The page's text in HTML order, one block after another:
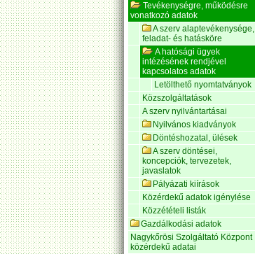
Tevékenységre, működésre
vonatkozó adatok
A szerv alaptevékenysége,
feladat- és hatásköre
A hatósági ügyek
intézésének rendjével
kapcsolatos adatok
Letölthető nyomtatványok
Közszolgáltatások
A szerv nyilvántartásai
Nyilvános kiadványok
Döntéshozatal, ülések
A szerv döntései,
koncepciók, tervezetek,
javaslatok
Pályázati kiírások
Közérdekű adatok igénylése
Közzétételi listák
Gazdálkodási adatok
Nagykőrösi Szolgáltató Központ
közérdekű adatai